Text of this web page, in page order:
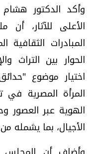
وأكد الدكتور هشام
الأعلى للآثار،
المبادرات
الحوار بين التراث
اختيار موضوع
المرأة المصرية
الهوية عبر العصور
الأجيال، بما يشمله